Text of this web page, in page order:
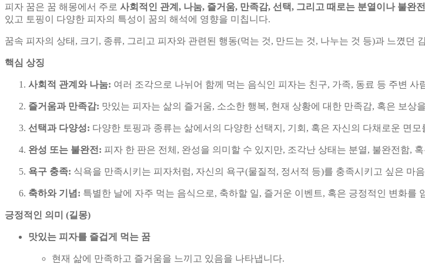
피자 꿈은 꿈 해몽에서 주로 사회적인 관계, 나눔, 즐거움, 만족감, 선택, 그리고 때로는 분열이나 불완
있고 토핑이 다양한 피자의 특성이 꿈의 해석에 영향을 미칩니다.
꿈속 피자의 상태, 크기, 종류, 그리고 피자와 관련된 행동(먹는 것, 만드는 것, 나누는 것 등)과 느꼈던
핵심 상징
사회적 관계와 나눔: 여러 조각으로 나뉘어 함께 먹는 음식인 피자는 친구, 가족, 동료 등 주변
즐거움과 만족감: 맛있는 피자는 삶의 즐거움, 소소한 행복, 현재 상황에 대한 만족감, 혹은 보상
선택과 다양성: 다양한 토핑과 종류는 삶에서의 다양한 선택지, 기회, 혹은 자신의 다채로운 면모
완성 또는 불완전: 피자 한 판은 전체, 완성을 의미할 수 있지만, 조각난 상태는 분열, 불완전함,
욕구 충족: 식욕을 만족시키는 피자처럼, 자신의 욕구(물질적, 정서적 등)를 충족시키고 싶은 마
축하와 기념: 특별한 날에 자주 먹는 음식으로, 축하할 일, 즐거운 이벤트, 혹은 긍정적인 변화를
긍정적인 의미 (길몽)
맛있는 피자를 즐겁게 먹는 꿈
현재 삶에 만족하고 즐거움을 느끼고 있음을 나타냅니다.